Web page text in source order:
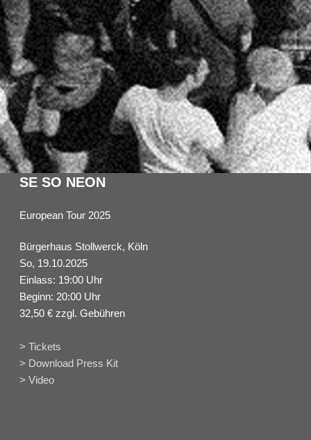
SE SO NEON
European Tour 2025
Bürgerhaus Stollwerck, Köln
So, 19.10.2025
Einlass: 19:00 Uhr
Beginn: 20:00 Uhr
32,50 € zzgl. Gebühren
> Tickets
> Download Press Kit
> Video